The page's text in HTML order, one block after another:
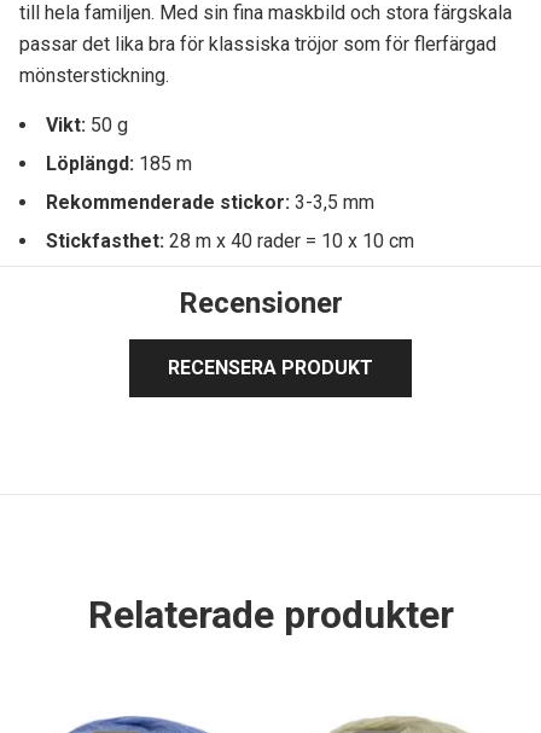
till hela familjen. Med sin fina maskbild och stora färgskala
passar det lika bra för klassiska tröjor som för flerfärgad
mönsterstickning.
Vikt: 50 g
Löplängd: 185 m
Rekommenderade stickor: 3-3,5 mm
Stickfasthet: 28 m x 40 rader = 10 x 10 cm
Recensioner
RECENSERA PRODUKT
Relaterade produkter